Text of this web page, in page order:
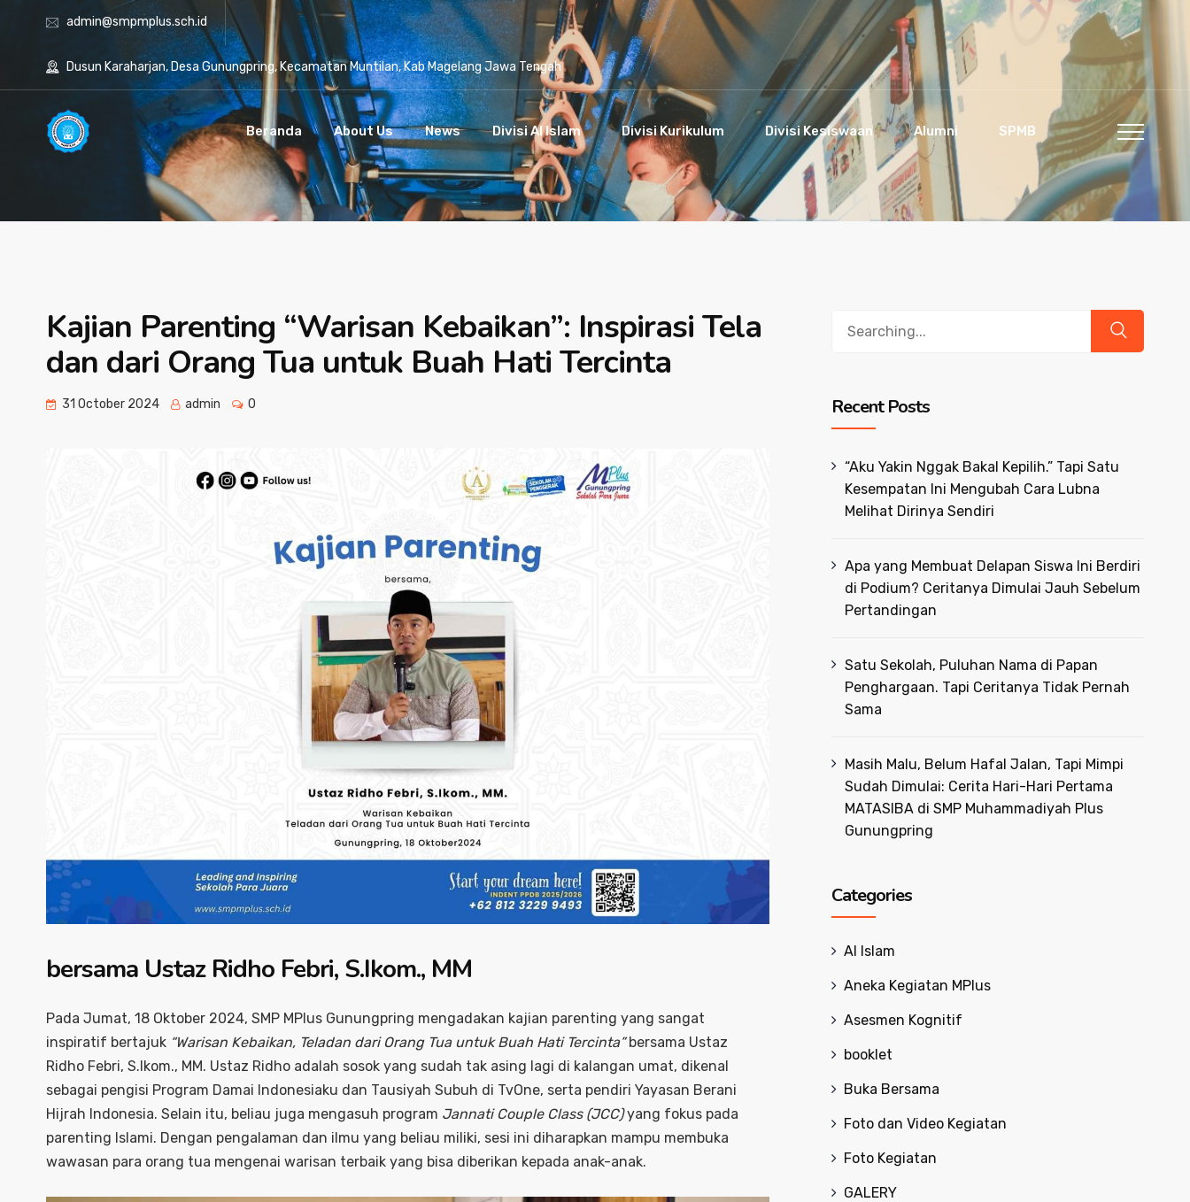
admin@smpmplus.sch.id
Dusun Karaharjan, Desa Gunungpring, Kecamatan Muntilan, Kab Magelang Jawa Tengah
Beranda About Us News Divisi Al Islam Divisi Kurikulum Divisi Kesiswaan Alumni SPMB
Kajian Parenting “Warisan Kebaikan”: Inspirasi Tela
dan dari Orang Tua untuk Buah Hati Tercinta
31 October 2024 admin 0
bersama Ustaz Ridho Febri, S.Ikom., MM
Pada Jumat, 18 Oktober 2024, SMP MPlus Gunungpring mengadakan kajian parenting yang sangat
inspiratif bertajuk “Warisan Kebaikan, Teladan dari Orang Tua untuk Buah Hati Tercinta”bersama Ustaz
Ridho Febri, S.Ikom., MM. Ustaz Ridho adalah sosok yang sudah tak asing lagi di kalangan umat, dikenal
sebagai pengisi Program Damai Indonesiaku dan Tausiyah Subuh di TvOne, serta pendiri Yayasan Berani
Hijrah Indonesia. Selain itu, beliau juga mengasuh program Jannati Couple Class (JCC)yang fokus pada
parenting Islami. Dengan pengalaman dan ilmu yang beliau miliki, sesi ini diharapkan mampu membuka
wawasan para orang tua mengenai warisan terbaik yang bisa diberikan kepada anak-anak.
Recent Posts
“Aku Yakin Nggak Bakal Kepilih.” Tapi Satu
Kesempatan Ini Mengubah Cara Lubna
Melihat Dirinya Sendiri
Apa yang Membuat Delapan Siswa Ini Berdiri
di Podium? Ceritanya Dimulai Jauh Sebelum
Pertandingan
Satu Sekolah, Puluhan Nama di Papan
Penghargaan. Tapi Ceritanya Tidak Pernah
Sama
Masih Malu, Belum Hafal Jalan, Tapi Mimpi
Sudah Dimulai: Cerita Hari-Hari Pertama
MATASIBA di SMP Muhammadiyah Plus
Gunungpring
Categories
Al Islam
Aneka Kegiatan MPlus
Asesmen Kognitif
booklet
Buka Bersama
Foto dan Video Kegiatan
Foto Kegiatan
GALERY